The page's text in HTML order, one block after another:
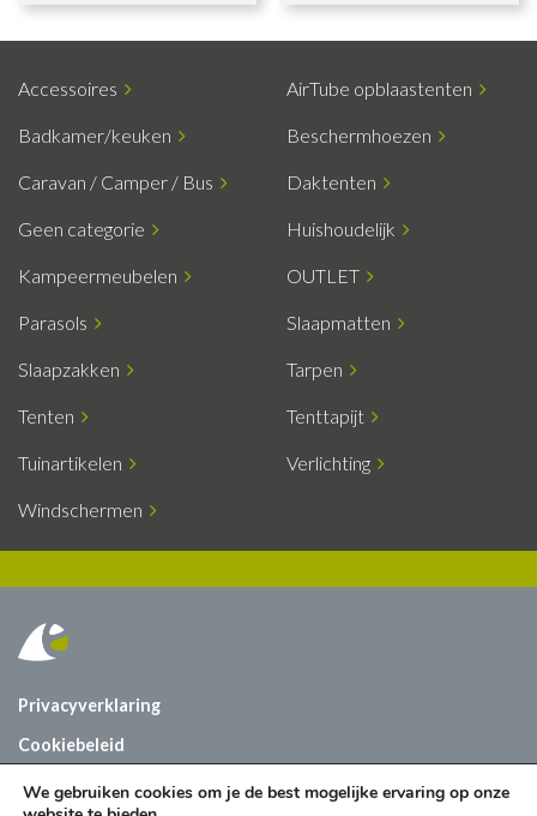
Accessoires AirTube opblaastenten
Badkamer/keuken Beschermhoezen
Caravan / Camper / Bus Daktenten
Geen categorie Huishoudelijk
Kampeermeubelen OUTLET
Parasols Slaapmatten
Slaapzakken Tarpen
Tenten Tenttapijt
Tuinartikelen Verlichting
Windschermen
Privacyverklaring
Cookiebeleid
Vacatures
We gebruiken cookies om je de best mogelijke ervaring op onze